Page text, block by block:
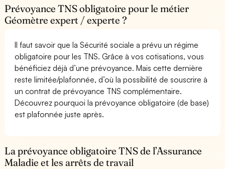
Prévoyance TNS obligatoire pour le métier
Géomètre expert / experte ?
Il faut savoir que la Sécurité sociale a prévu un régime
obligatoire pour les TNS. Grâce à vos cotisations, vous
bénéficiez déjà d’une prévoyance. Mais cette dernière
reste limitée/plafonnée, d’où la possibilité de souscrire à
un contrat de prévoyance TNS complémentaire.
Découvrez pourquoi la prévoyance obligatoire (de base)
est plafonnée juste après.
La prévoyance obligatoire TNS de l’Assurance
Maladie et les arrêts de travail